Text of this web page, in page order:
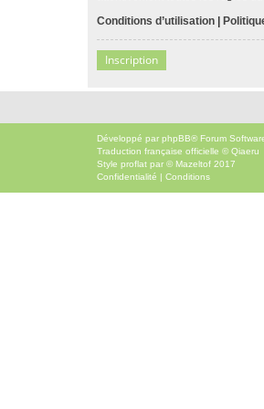
Conditions d’utilisation |
Inscription
Développé par phpBB® Forum
Traduction française officielle ©Qiaeru
Style proflat par © Mazeltof 2017
Confidentialité | Conditions